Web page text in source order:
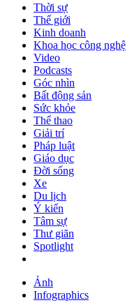
Thời sự
Thế giới
Kinh doanh
Khoa học công nghệ
Video
Podcasts
Góc nhìn
Bất động sản
Sức khỏe
Thể thao
Giải trí
Pháp luật
Giáo dục
Đời sống
Xe
Du lịch
Ý kiến
Tâm sự
Thư giãn
Spotlight
Ảnh
Infographics